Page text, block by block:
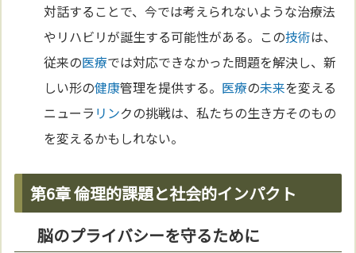
対話することで、今では考えられないような治療法
やリハビリが誕生する可能性がある。この技術は、
従来の医療では対応できなかった問題を解決し、新
しい形の健康管理を提供する。 医療の未来を変える
ニューラ リンクの挑戦は、私たちの生き方そのもの
を変えるかもしれない。
第6章 倫理的課題と社会的インパクト
脳のプライバシーを守るために